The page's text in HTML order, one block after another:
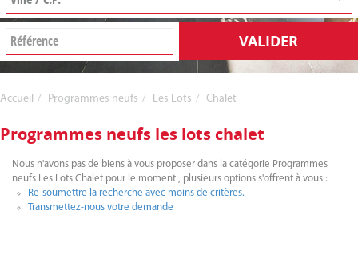
VALIDER
Accueil Programmes neufs Les Lots Chalet
Programmes neufs les lots chalet
Nous n'avons pas de biens à vous proposer dans la catégorie Programmes
neufs Les Lots Chalet pour le moment , plusieurs options s'offrent à vous :
Re-soumettre la recherche avec moins de critères.
Transmettez-nous votre demande